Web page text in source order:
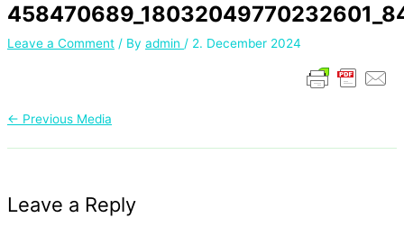
Leave a Comment / By admin / 2. December 2024
← Previous Media
Leave a Reply